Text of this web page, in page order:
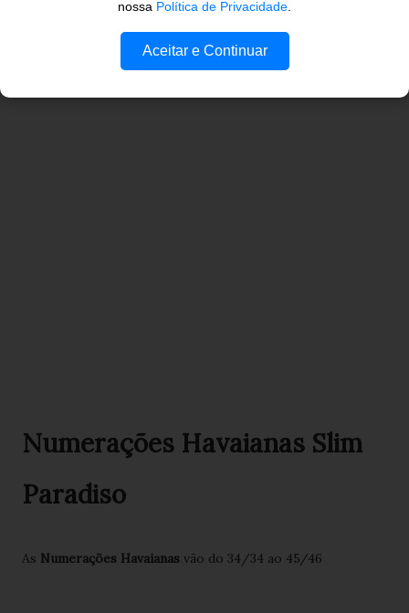
Numerações Havaianas Slim
Paradiso
As Numerações Havaianas vão do 34/34 ao 45/46
nossa Política de Privacidade
Aceitar e Continuar